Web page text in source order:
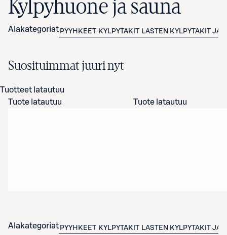
Kylpyhuone ja sauna
Alakategoriat PYYHKEET KYLPYTAKIT LASTEN KYLPYTAKIT JA
Suosituimmat juuri nyt
Tuotteet latautuu
Tuote latautuu
Tuote latautuu
Alakategoriat PYYHKEET KYLPYTAKIT LASTEN KYLPYTAKIT JA